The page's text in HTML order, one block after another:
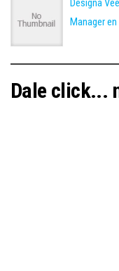
Designa
Manager
Dale click...